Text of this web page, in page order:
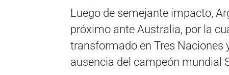
Luego de semejante impacto,
próximo ante Australia, por la
transformado en Tres Naciones
ausencia del campeón mundial